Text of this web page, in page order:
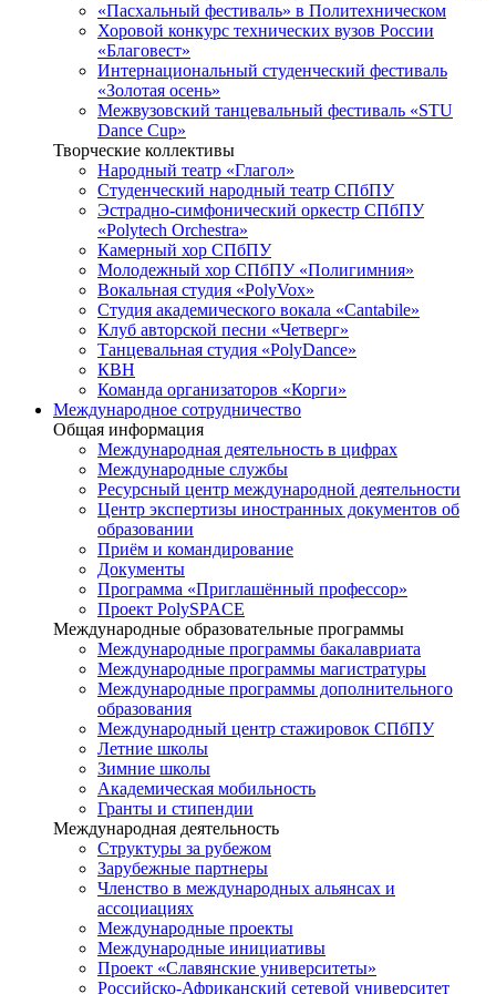
«Пасхальный фестиваль» в Политехническом
Хоровой конкурс технических вузов России
«Благовест»
Интернациональный студенческий фестиваль
«Золотая осень»
Межвузовский танцевальный фестиваль «STU
Dance Cup»
Творческие коллективы
Народный театр «Глагол»
Студенческий народный театр СПбПУ
Эстрадно-симфонический оркестр СПбПУ
«Polytech Orchestra»
Камерный хор СПбПУ
Молодежный хор СПбПУ «Полигимния»
Вокальная студия «PolyVox»
Студия академического вокала «Cantabile»
Клуб авторской песни «Четверг»
Танцевальная студия «PolyDance»
КВН
Команда организаторов «Корги»
Международное сотрудничество
Общая информация
Международная деятельность в цифрах
Международные службы
Ресурсный центр международной деятельности
Центр экспертизы иностранных документов об
образовании
Приём и командирование
Документы
Программа «Приглашённый профессор»
Проект PolySPACE
Международные образовательные программы
Международные программы бакалавриата
Международные программы магистратуры
Международные программы дополнительного
образования
Международный центр стажировок СПбПУ
Летние школы
Зимние школы
Академическая мобильность
Гранты и стипендии
Международная деятельность
Структуры за рубежом
Зарубежные партнеры
Членство в международных альянсах и
ассоциациях
Международные проекты
Международные инициативы
Проект «Славянские университеты»
Российско-Африканский сетевой университет